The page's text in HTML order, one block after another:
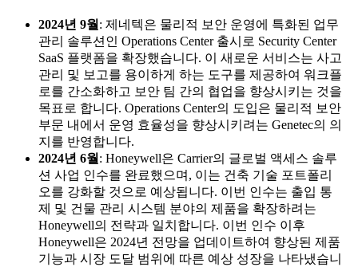
2024년 9월 : 제네텍은 물리적 보안 운영에 특화된 업무
관리 솔루션인 Operations Center 출시로 Security Center
SaaS 플랫폼을 확장했습니다. 이 새로운 서비스는 사고
관리 및 보고를 용이하게 하는 도구를 제공하여 워크플
로를 간소화하고 보안 팀 간의 협업을 향상시키는 것을
목표로 합니다. Operations Center의 도입은 물리적 보안
부문 내에서 운영 효율성을 향상시키려는 Genetec의 의
지를 반영합니다.
2024년 6월 : Honeywell은 Carrier의 글로벌 액세스 솔루
션 사업 인수를 완료했으며, 이는 건축 기술 포트폴리
오를 강화할 것으로 예상됩니다. 이번 인수는 출입 통
제 및 건물 관리 시스템 분야의 제품을 확장하려는
Honeywell의 전략과 일치합니다. 이번 인수 이후
Honeywell은 2024년 전망을 업데이트하여 향상된 제품
기능과 시장 도달 범위에 따른 예상 성장을 나타냈습니